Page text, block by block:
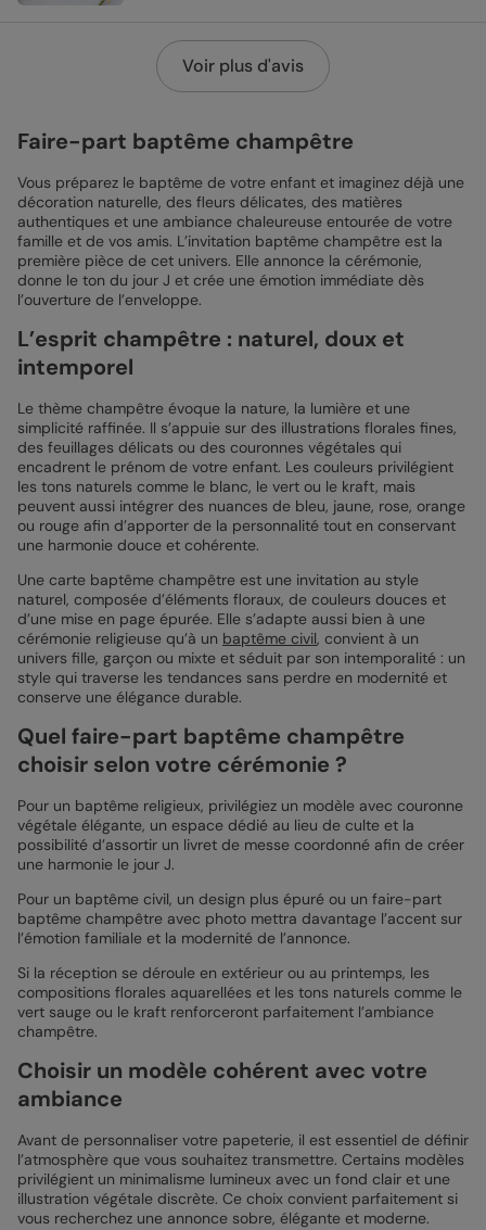
Voir plus d'avis
Faire-part baptême champêtre
Vous préparez le baptême de votre enfant et imaginez déjà une
décoration naturelle, des fleurs délicates, des matières
authentiques et une ambiance chaleureuse entourée de votre
famille et de vos amis. L’invitation baptême champêtre est la
première pièce de cet univers. Elle annonce la cérémonie,
donne le ton du jour J et crée une émotion immédiate dès
l’ouverture de l’enveloppe.
L’esprit champêtre : naturel, doux et
intemporel
Le thème champêtre évoque la nature, la lumière et une
simplicité raffinée. Il s’appuie sur des illustrations florales fines,
des feuillages délicats ou des couronnes végétales qui
encadrent le prénom de votre enfant. Les couleurs privilégient
les tons naturels comme le blanc, le vert ou le kraft, mais
peuvent aussi intégrer des nuances de bleu, jaune, rose, orange
ou rouge afin d’apporter de la personnalité tout en conservant
une harmonie douce et cohérente.
Une carte baptême champêtre est une invitation au style
naturel, composée d’éléments floraux, de couleurs douces et
d’une mise en page épurée. Elle s’adapte aussi bien à une
cérémonie religieuse qu’à un baptême civil, convient à un
univers fille, garçon ou mixte et séduit par son intemporalité : un
style qui traverse les tendances sans perdre en modernité et
conserve une élégance durable.
Quel faire-part baptême champêtre
choisir selon votre cérémonie ?
Pour un baptême religieux, privilégiez un modèle avec couronne
végétale élégante, un espace dédié au lieu de culte et la
possibilité d’assortir un livret de messe coordonné afin de créer
une harmonie le jour J.
Pour un baptême civil, un design plus épuré ou un faire-part
baptême champêtre avec photo mettra davantage l’accent sur
l’émotion familiale et la modernité de l’annonce.
Si la réception se déroule en extérieur ou au printemps, les
compositions florales aquarellées et les tons naturels comme le
vert sauge ou le kraft renforceront parfaitement l’ambiance
champêtre.
Choisir un modèle cohérent avec votre
ambiance
Avant de personnaliser votre papeterie, il est essentiel de définir
l’atmosphère que vous souhaitez transmettre. Certains modèles
privilégient un minimalisme lumineux avec un fond clair et une
illustration végétale discrète. Ce choix convient parfaitement si
vous recherchez une annonce sobre, élégante et moderne.